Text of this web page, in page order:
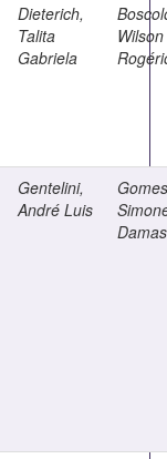
Dieterich,
Talita
Gabriela
Wilson
Gentelini,
André Luis